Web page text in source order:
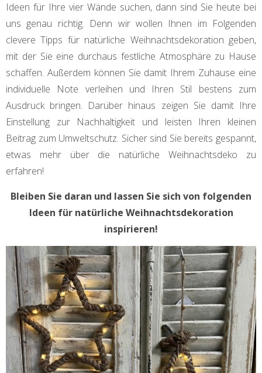
Ideen für Ihre vier Wände suchen, dann sind Sie heute bei
uns genau richtig. Denn wir wollen Ihnen im Folgenden
clevere Tipps für natürliche Weihnachtsdekoration geben,
mit der Sie eine durchaus festliche Atmosphäre zu Hause
schaffen. Außerdem können Sie damit Ihrem Zuhause eine
individuelle Note verleihen und Ihren Stil bestens zum
Ausdruck bringen. Darüber hinaus zeigen Sie damit Ihre
Einstellung zur Nachhaltigkeit und leisten Ihren kleinen
Beitrag zum Umweltschutz. Sicher sind Sie bereits gespannt,
etwas mehr über die natürliche Weihnachtsdeko zu
erfahren!
Bleiben Sie daran und lassen Sie sich von folgenden
Ideen für natürliche Weihnachtsdekoration
inspirieren!